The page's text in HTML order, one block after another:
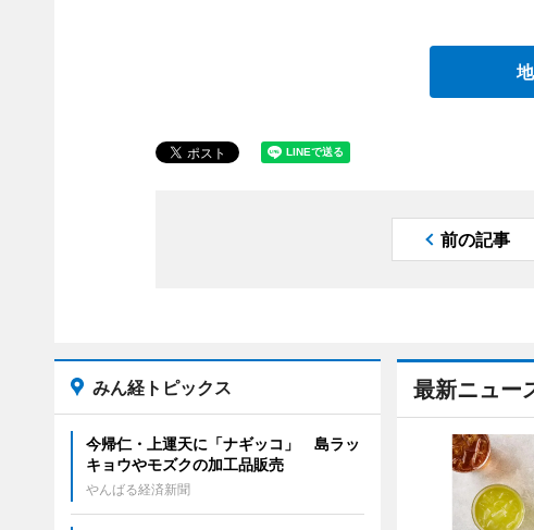
前の記事
最新ニュー
みん経トピックス
今帰仁・上運天に「ナギッコ」 島ラッ
キョウやモズクの加工品販売
やんばる経済新聞